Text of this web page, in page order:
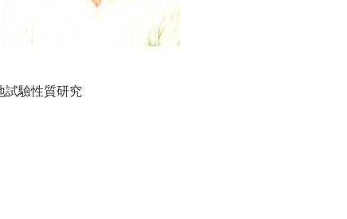
試驗性質研究